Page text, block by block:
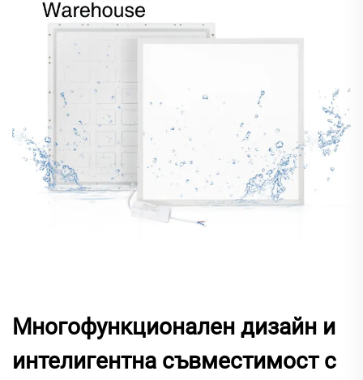
Многофункционален дизайн и
интелигентна съвместимост с